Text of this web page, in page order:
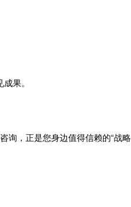
果。
，正是您身边值得信赖的“战